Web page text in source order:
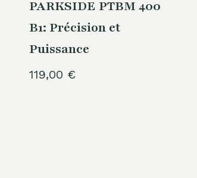
PARKSIDE PTBM 400
B1: Précision et
Puissance
119,00 €